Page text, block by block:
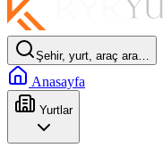
Şehir, yurt, araç ara…
Anasayfa
Yurtlar